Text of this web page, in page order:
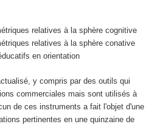
relatives à la sphère cognitive
relatives à la sphère conative
en orientation
y compris par des outils qui
commerciales mais sont utilisés à
de ces instruments a fait l'objet d'une
pertinentes en une quinzaine de